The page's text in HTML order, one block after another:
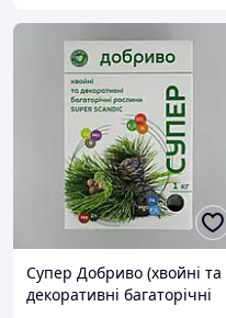
Супер Добриво (хвойні та
декоративні багаторічні